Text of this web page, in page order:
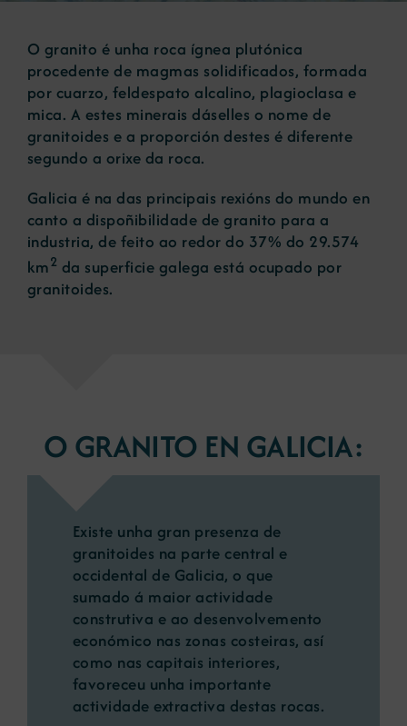
Novas
Portal de emprego
Contacto
O granito é unha roca ígnea plutónica
procedente de magmas solidificados, formada
por cuarzo, feldespato alcalino, plagioclasa e
mica. A estes minerais dáselles o nome de
granitoides e a proporción destes é diferente
segundo a orixe da roca.
Galicia é na das principais rexións do mundo en
canto a dispoñibilidade de granito para a
industria, de feito ao redor do 37% do 29.574
km2 da superficie galega está ocupado por
granitoides.
O GRANITO EN GALICIA:
Existe unha gran presenza de
granitoides na parte central e
occidental de Galicia, o que
sumado á maior actividade
construtiva e ao desenvolvemento
económico nas zonas costeiras, así
como nas capitais interiores,
favoreceu unha importante
actividade extractiva destas rocas.